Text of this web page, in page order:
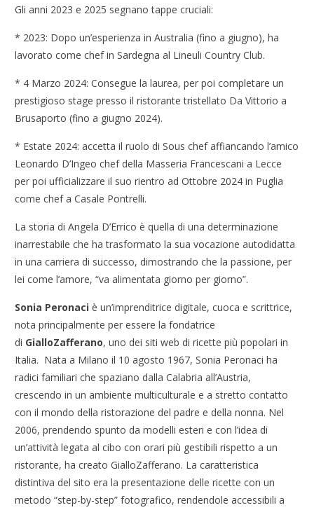
Gli anni 2023 e 2025 segnano tappe cruciali:
* 2023: Dopo un’esperienza in Australia (fino a giugno), ha
lavorato come chef in Sardegna al Lineuli Country Club.
* 4 Marzo 2024: Consegue la laurea, per poi completare un
prestigioso stage presso il ristorante tristellato Da Vittorio a
Brusaporto (fino a giugno 2024).
* Estate 2024: accetta il ruolo di Sous chef affiancando l’amico
Leonardo D’Ingeo chef della Masseria Francescani a Lecce
per poi ufficializzare il suo rientro ad Ottobre 2024 in Puglia
come chef a Casale Pontrelli.
La storia di Angela D’Errico è quella di una determinazione
inarrestabile che ha trasformato la sua vocazione autodidatta
in una carriera di successo, dimostrando che la passione, per
lei come l’amore, “va alimentata giorno per giorno”.
Sonia Peronaci è un’imprenditrice digitale, cuoca e scrittrice,
nota principalmente per essere la fondatrice
di GialloZafferano, uno dei siti web di ricette più popolari in
Italia. Nata a Milano il 10 agosto 1967, Sonia Peronaci ha
radici familiari che spaziano dalla Calabria all’Austria,
crescendo in un ambiente multiculturale e a stretto contatto
con il mondo della ristorazione del padre e della nonna. Nel
2006, prendendo spunto da modelli esteri e con l’idea di
un’attività legata al cibo con orari più gestibili rispetto a un
ristorante, ha creato GialloZafferano. La caratteristica
distintiva del sito era la presentazione delle ricette con un
metodo “step-by-step” fotografico, rendendole accessibili a